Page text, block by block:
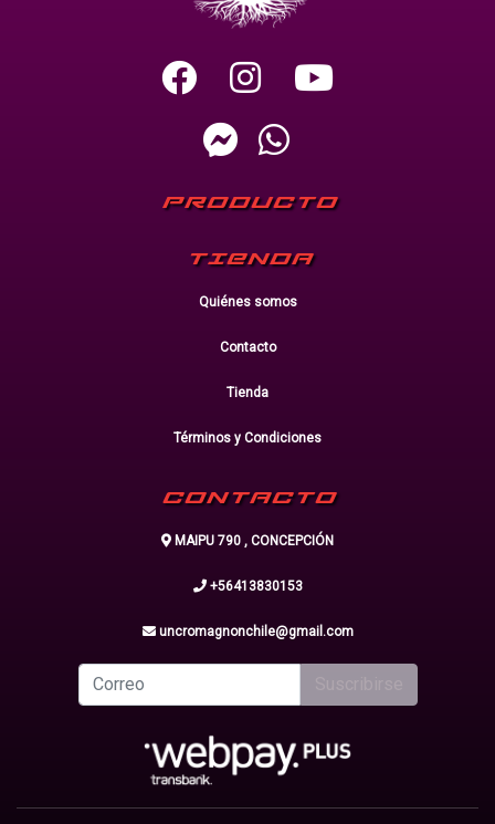
PRODUCTO
TIENDA
Quiénes somos
Contacto
Tienda
Términos y Condiciones
CONTACTO
MAIPU 790 , CONCEPCIÓN
+56413830153
uncromagnonchile@gmail.com